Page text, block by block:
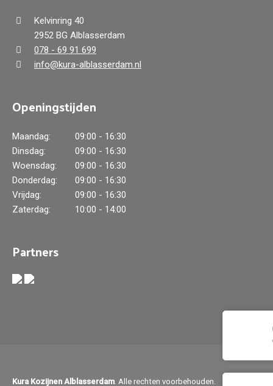
Kelvinring 40
2952 BG Alblasserdam
078 - 69 91 699
info@kura-alblasserdam.nl
Openingstijden
Maandag:
09:00 - 16:30
Dinsdag:
09:00 - 16:30
Woensdag:
09:00 - 16:30
Donderdag:
09:00 - 16:30
Vrijdag:
09:00 - 16:30
Zaterdag:
10:00 - 14:00
Partners
Kura Kozijnen Alblasserdam. Alle rechten voorbehouden.